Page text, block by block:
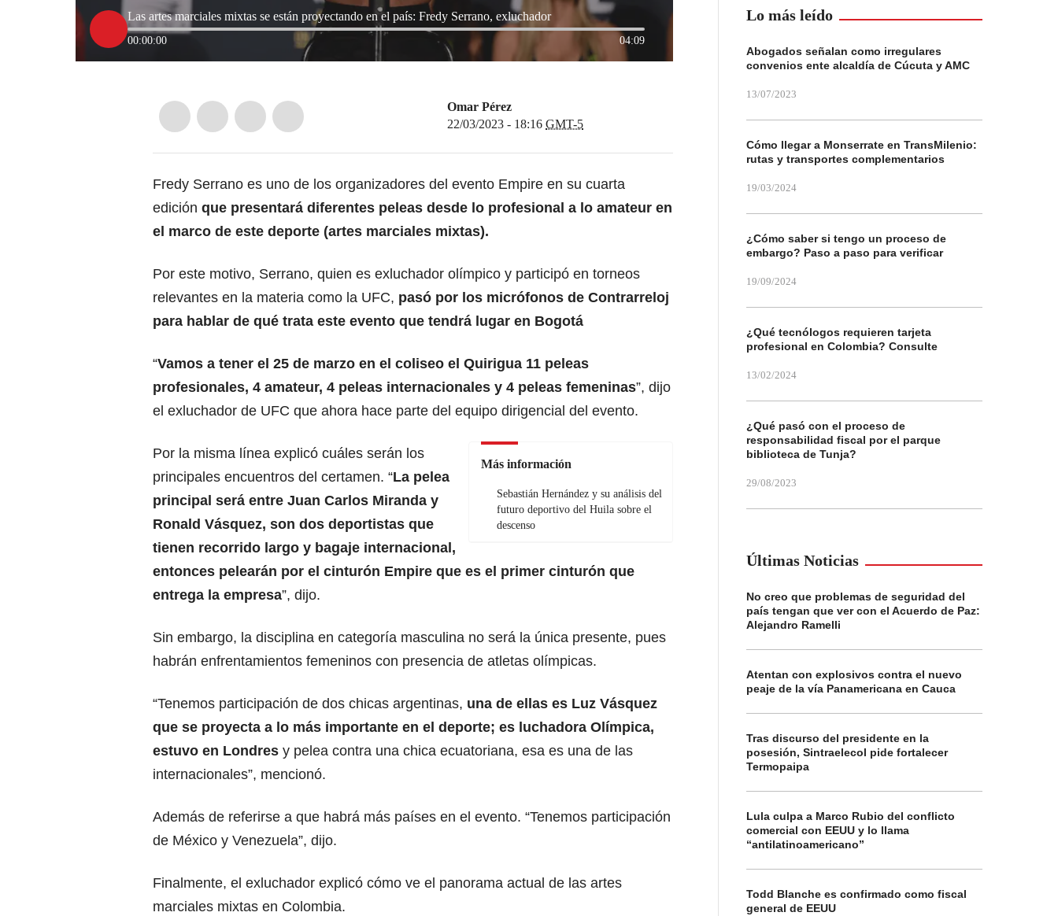
Las artes marciales mixtas se están proyectando en el país: Fredy Serrano, exluchador
00:00:00 04:09
Omar Pérez
22/03/2023 - 18:16 GMT-5
Fredy Serrano es uno de los organizadores del evento Empire en su cuarta
edición que presentará diferentes peleas desde lo profesional a lo amateur en
el marco de este deporte (artes marciales mixtas).
Por este motivo, Serrano, quien es exluchador olímpico y participó en torneos
relevantes en la materia como la UFC, pasó por los micrófonos de Contrarreloj
para hablar de qué trata este evento que tendrá lugar en Bogotá
“Vamos a tener el 25 de marzo en el coliseo el Quirigua 11 peleas
profesionales, 4 amateur, 4 peleas internacionales y 4 peleas femeninas”, dijo
el exluchador de UFC que ahora hace parte del equipo dirigencial del evento.
Más información
Sebastián Hernández y su análisis del
futuro deportivo del Huila sobre el
descenso
Por la misma línea explicó cuáles serán los
principales encuentros del certamen. “La pelea
principal será entre Juan Carlos Miranda y
Ronald Vásquez, son dos deportistas que
tienen recorrido largo y bagaje internacional,
entonces pelearán por el cinturón Empire que es el primer cinturón que
entrega la empresa”, dijo.
Sin embargo, la disciplina en categoría masculina no será la única presente, pues
habrán enfrentamientos femeninos con presencia de atletas olímpicas.
“Tenemos participación de dos chicas argentinas, una de ellas es Luz Vásquez
que se proyecta a lo más importante en el deporte; es luchadora Olímpica,
estuvo en Londres y pelea contra una chica ecuatoriana, esa es una de las
internacionales”, mencionó.
Además de referirse a que habrá más países en el evento. “Tenemos participación
de México y Venezuela”, dijo.
Finalmente, el exluchador explicó cómo ve el panorama actual de las artes
marciales mixtas en Colombia.
Lo más leído
Abogados señalan como irregulares
convenios ente alcaldía de Cúcuta y AMC
13/07/2023
Cómo llegar a Monserrate en TransMilenio:
rutas y transportes complementarios
19/03/2024
¿Cómo saber si tengo un proceso de
embargo? Paso a paso para verificar
19/09/2024
¿Qué tecnólogos requieren tarjeta
profesional en Colombia? Consulte
13/02/2024
¿Qué pasó con el proceso de
responsabilidad fiscal por el parque
biblioteca de Tunja?
29/08/2023
Últimas Noticias
No creo que problemas de seguridad del
país tengan que ver con el Acuerdo de Paz:
Alejandro Ramelli
Atentan con explosivos contra el nuevo
peaje de la vía Panamericana en Cauca
Tras discurso del presidente en la
posesión, Sintraelecol pide fortalecer
Termopaipa
Lula culpa a Marco Rubio del conflicto
comercial con EEUU y lo llama
“antilatinoamericano”
Todd Blanche es confirmado como fiscal
general de EEUU